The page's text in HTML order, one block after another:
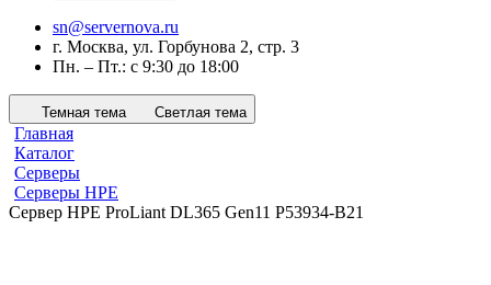
sn@servernova.ru
г. Москва, ул. Горбунова 2, стр. 3
Пн. – Пт.: с 9:30 до 18:00
Темная тема Светлая тема
Главная
Каталог
Серверы
Серверы HPE
Сервер HPE ProLiant DL365 Gen11 P53934-B21